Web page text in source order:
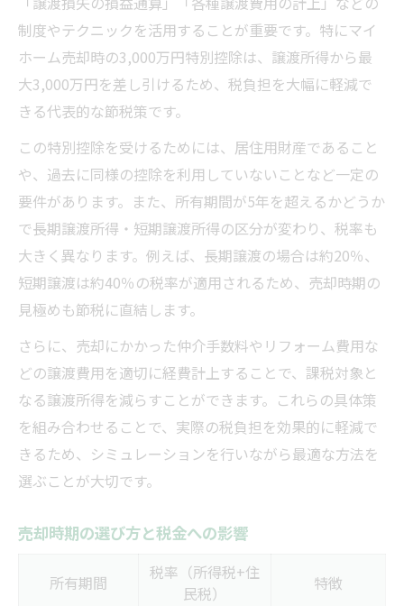
制度やテクニックを活用することが重要です。特にマイ
ホーム売却時の3,000万円特別控除は、譲渡所得から最
大3,000万円を差し引けるため、税負担を大幅に軽減で
きる代表的な節税策です。
この特別控除を受けるためには、居住用財産であること
や、過去に同様の控除を利用していないことなど一定の
要件があります。また、所有期間が5年を超えるかどうか
で長期譲渡所得・短期譲渡所得の区分が変わり、税率も
大きく異なります。例えば、長期譲渡の場合は約20％、
短期譲渡は約40％の税率が適用されるため、売却時期の
見極めも節税に直結します。
さらに、売却にかかった仲介手数料やリフォーム費用な
どの譲渡費用を適切に経費計上することで、課税対象と
なる譲渡所得を減らすことができます。これらの具体策
を組み合わせることで、実際の税負担を効果的に軽減で
きるため、シミュレーションを行いながら最適な方法を
選ぶことが大切です。
売却時期の選び方と税金への影響
所有期間
税率（所得税+住
民税）
特徴